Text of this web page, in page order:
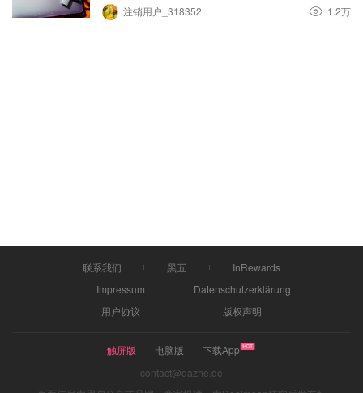
注销用户_318352 1.2万
联系我们 黑五
InRewards
Impressum
Datenschutzerklärung
用户协议
版权声明
触屏版 电脑版
下载App
contact@dazhe.de